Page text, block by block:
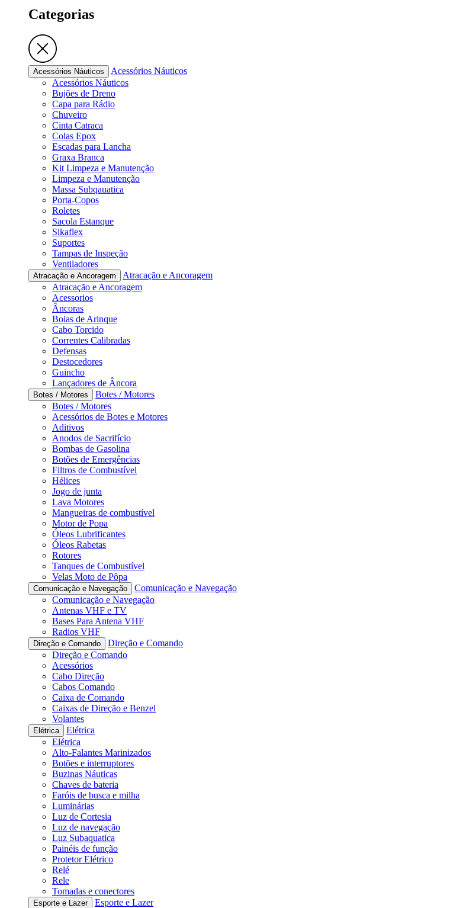
Categorias
Acessórios Náuticos
Acessórios Náuticos
Acessórios Náuticos
Bujões de Dreno
Capa para Rádio
Chuveiro
Cinta Catraca
Colas Epox
Escadas para Lancha
Graxa Branca
Kit Limpeza e Manutenção
Limpeza e Manutenção
Massa Subqauatica
Porta-Copos
Roletes
Sacola Estanque
Sikaflex
Suportes
Tampas de Inspeção
Ventiladores
Atracação e Ancoragem
Atracação e Ancoragem
Atracação e Ancoragem
Acessorios
Âncoras
Boias de Arinque
Cabo Torcido
Correntes Calibradas
Defensas
Destocedores
Guincho
Lançadores de Âncora
Botes / Motores
Botes / Motores
Botes / Motores
Acessórios de Botes e Motores
Aditivos
Anodos de Sacrifício
Bombas de Gasolina
Botões de Emergências
Filtros de Combustível
Hélices
Jogo de junta
Lava Motores
Mangueiras de combustível
Motor de Popa
Óleos Lubrificantes
Óleos Rabetas
Rotores
Tanques de Combustível
Velas Moto de Pôpa
Comunicação e Navegação
Comunicação e Navegação
Comunicação e Navegação
Antenas VHF e TV
Bases Para Antena VHF
Radios VHF
Direção e Comando
Direção e Comando
Direção e Comando
Acessórios
Cabo Direção
Cabos Comando
Caixa de Comando
Caixas de Direção e Benzel
Volantes
Elétrica
Elétrica
Elétrica
Alto-Falantes Marinizados
Botões e interruptores
Buzinas Náuticas
Chaves de bateria
Faróis de busca e milha
Luminárias
Luz de Cortesia
Luz de navegação
Luz Subaquatica
Painéis de função
Protetor Elétrico
Relé
Rele
Tomadas e conectores
Esporte e Lazer
Esporte e Lazer